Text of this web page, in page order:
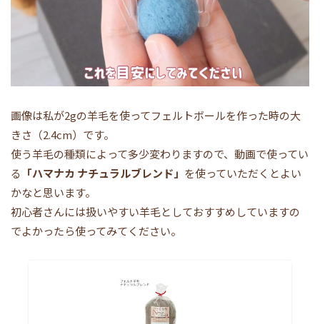
画像は私が2gの羊毛を使ってフェルトボールを作った時の大
きさ（2.4cm）です。
使う羊毛の種類によって多少変わりますので、動画で使ってい
る 「ハマナカ ナチュラルブレンド」 を使っていただくとよい
かなと思います。
初心者さんには扱いやすい羊毛としておすすめしていますの
でよかったら使ってみてください。